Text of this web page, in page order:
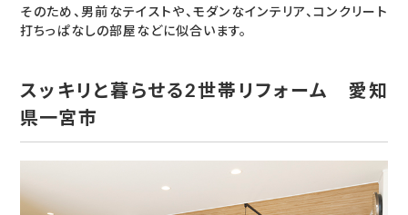
そのため、男前なテイストや、モダンなインテリア、コンクリート
打ちっぱなしの部屋などに似合います。
スッキリと暮らせる2世帯リフォーム 愛知
県一宮市